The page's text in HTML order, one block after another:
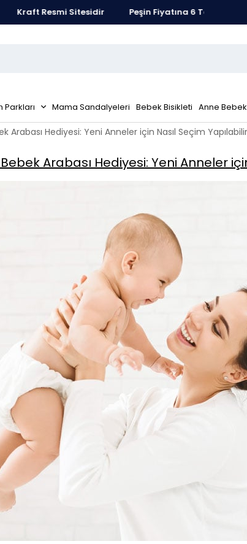
Kraft Resmi Sitesidir Peşin Fiyatına 6 Taksit Fırsatı
Parkları Mama Sandalyeleri Bebek Bisikleti Anne
Arabası Hediyesi: Yeni Anneler için Nasıl Seçim
Arabası Hediyesi: Yeni Anneler